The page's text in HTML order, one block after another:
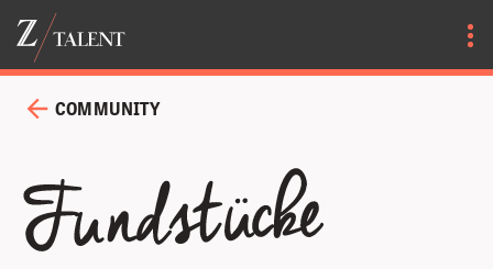
COMMUNITY